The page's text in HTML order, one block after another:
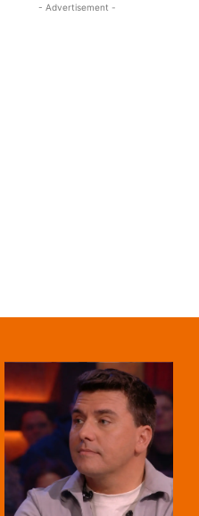
- Advertisement -